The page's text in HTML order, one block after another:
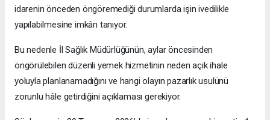
idarenin önceden öngöremediği durumlarda işin ivedilikle
yapılabilmesine imkân tanıyor.
Bu nedenle İl Sağlık Müdürlüğünün, aylar öncesinden
öngörülebilen düzenli yemek hizmetinin neden açık ihale
yoluyla planlanamadığını ve hangi olayın pazarlık usulünü
zorunlu hâle getirdiğini açıklaması gerekiyor.